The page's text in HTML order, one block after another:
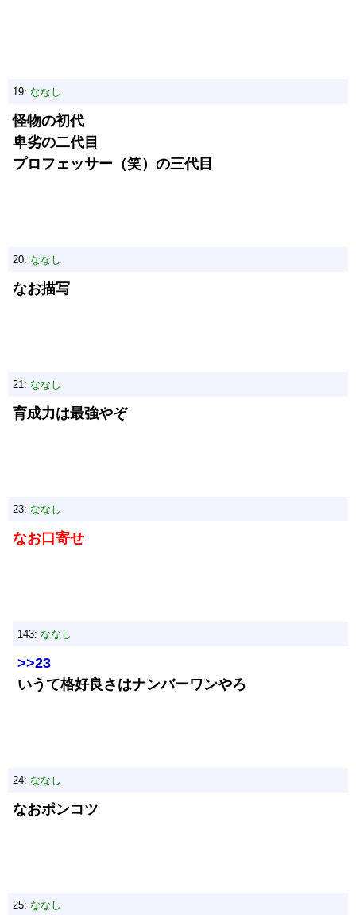
19: ななし
怪物の初代
卑劣の二代目
プロフェッサー（笑）の三代目
20: ななし
なお描写
21: ななし
育成力は最強やぞ
23: ななし
なお口寄せ
143: ななし
>>23
いうて格好良さはナンバーワンやろ
24: ななし
なおポンコツ
25: ななし